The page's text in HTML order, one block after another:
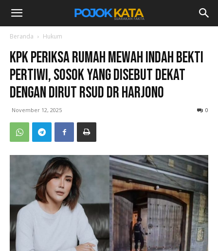
Beranda Hukum
KPK Periksa Rumah Mewah Indah Bekti
Pertiwi, Sosok yang Disebut Dekat
dengan Dirut RSUD dr Harjono
November 12, 2025 0